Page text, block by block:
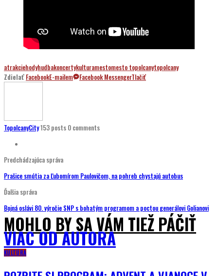
atrakciehodyhudbakoncertykulturamestomesto topolcanytopolcany
Zdielať FacebookE-mailem Facebook MessengerTlačiť
TopolcanyCity153 posts 0 comments
Predchádzajúca správa
Prašice smútia za Ľubomírom Paulovičom, na pohreb chystajú autobus
Ďalšia správa
Bojná oslávi 80. výročie SNP s bohatým programom a poctou generálovi Golianovi
MOHLO BY SA VÁM TIEŽ PÁČIŤ
VIAC OD AUTORA
KULTÚRA